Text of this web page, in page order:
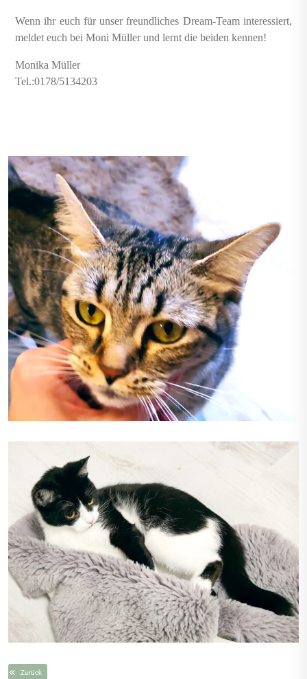
Wenn ihr euch für unser freundliches Dream-Team interessiert,
meldet euch bei Moni Müller und lernt die beiden kennen!
Monika Müller
Tel.:0178/5134203
Zurück